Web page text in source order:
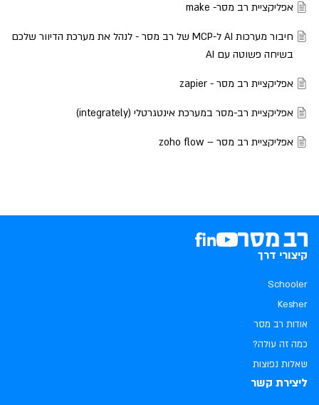
אפליקציית רב מסר- make
חיבור מערכות AI ל-MCP של רב מסר - לנהל את מערכת הדיוור שלכם
בשיחה פשוטה עם AI
אפליקציית רב מסר - zapier
אפליקציית רב-מסר במערכת אינטגרטלי (integrately)
אפליקציית רב מסר – zoho flow
קיצורי דרך
Schooler
Kesher
אודות רב מסר
כמה זה עולה?
שאלות נפוצות
ליצירת קשר